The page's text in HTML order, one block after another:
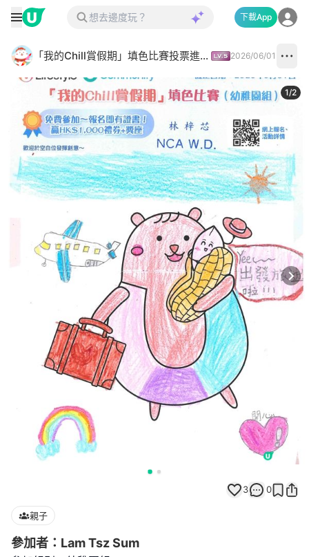
下載App
「我的Chill賞假期」填色比賽投票進行中✅ 2026/06/01
1/2
3 0
親子
參加者：Lam Tsz Sum